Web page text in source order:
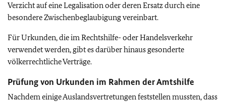
Verzicht auf eine Legalisation oder deren Ersatz durch eine
besondere Zwischenbeglaubigung vereinbart.
Für Urkunden, die im Rechtshilfe- oder Handelsverkehr
verwendet werden, gibt es darüber hinaus gesonderte
völkerrechtliche Verträge.
Prüfung von Urkunden im Rahmen der Amtshilfe
Nachdem einige Auslandsvertretungen feststellen mussten, dass